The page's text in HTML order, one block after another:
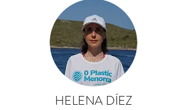
HELENA DÍEZ